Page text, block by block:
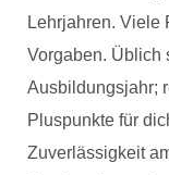
Lehrjahren. Viele
Vorgaben. Üblich
Ausbildungsjahr;
Pluspunkte für
Zuverlässigkeit